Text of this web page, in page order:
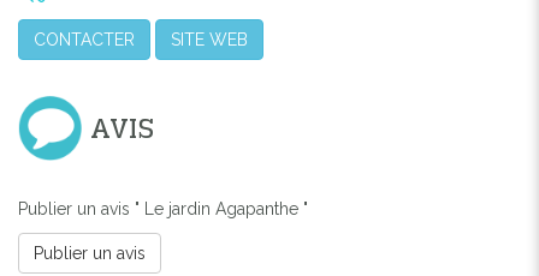
CONTACTER SITE WEB
AVIS
Publier un avis " Le jardin Agapanthe "
Publier un avis